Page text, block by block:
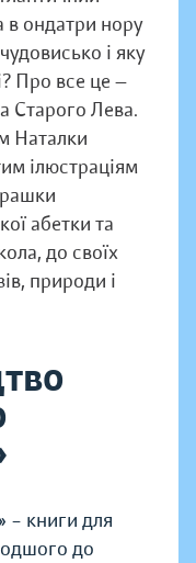
в ондатри нору
і яку
Про все це —
Старого Лева.
Наталки
ілюстраціям
абетки та
до своїх
природи і
– книги для
до